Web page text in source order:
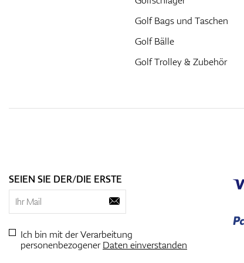
Golf Bags und Taschen
Golf Bälle
Golf Trolley & Zubehör
SEIEN SIE DER/DIE ERSTE
Ich bin mit der Verarbeitung
personenbezogenerDaten einverstanden